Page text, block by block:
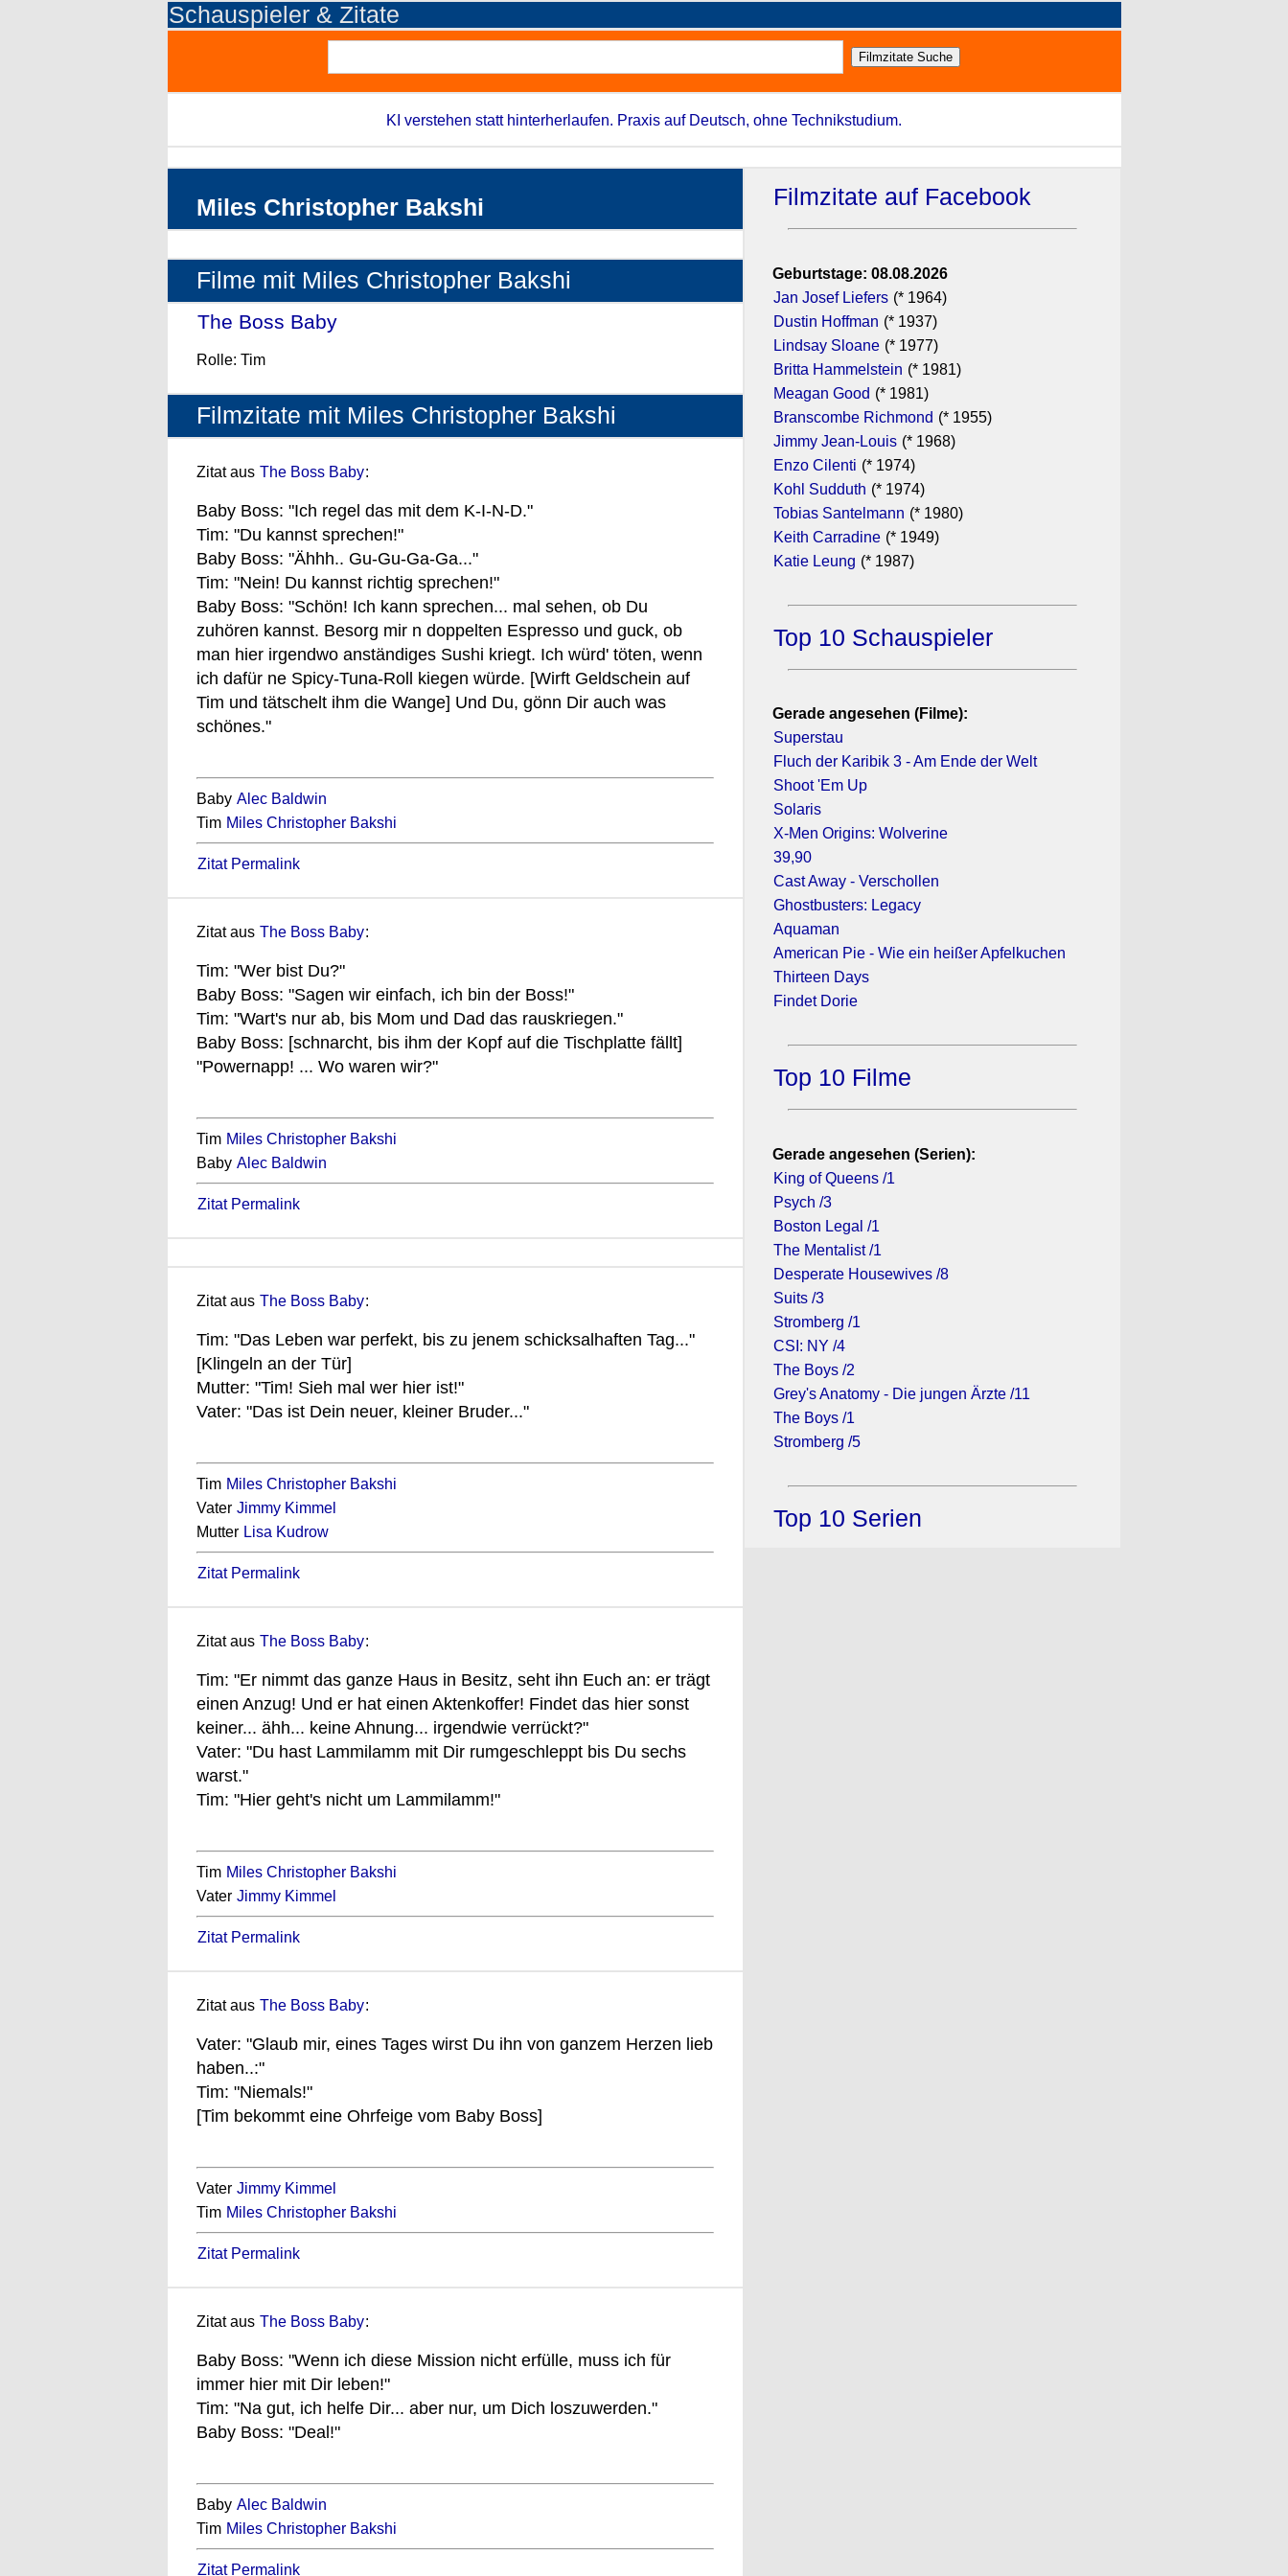
Schauspieler & Zitate
KI verstehen statt hinterherlaufen. Praxis auf Deutsch, ohne Technikstudium.
Miles Christopher Bakshi
Filme mit Miles Christopher Bakshi
The Boss Baby
Rolle: Tim
Filmzitate mit Miles Christopher Bakshi
Zitat aus The Boss Baby:
Baby Boss: "Ich regel das mit dem K-I-N-D."
Tim: "Du kannst sprechen!"
Baby Boss: "Ähhh.. Gu-Gu-Ga-Ga..."
Tim: "Nein! Du kannst richtig sprechen!"
Baby Boss: "Schön! Ich kann sprechen... mal sehen, ob Du
zuhören kannst. Besorg mir n doppelten Espresso und guck, ob
man hier irgendwo anständiges Sushi kriegt. Ich würd' töten, wenn
ich dafür ne Spicy-Tuna-Roll kiegen würde. [Wirft Geldschein auf
Tim und tätschelt ihm die Wange] Und Du, gönn Dir auch was
schönes."
Baby Alec Baldwin
Tim Miles Christopher Bakshi
Zitat Permalink
Zitat aus The Boss Baby:
Tim: "Wer bist Du?"
Baby Boss: "Sagen wir einfach, ich bin der Boss!"
Tim: "Wart's nur ab, bis Mom und Dad das rauskriegen."
Baby Boss: [schnarcht, bis ihm der Kopf auf die Tischplatte fällt]
"Powernapp! ... Wo waren wir?"
Tim Miles Christopher Bakshi
Baby Alec Baldwin
Zitat Permalink
Zitat aus The Boss Baby:
Tim: "Das Leben war perfekt, bis zu jenem schicksalhaften Tag..."
[Klingeln an der Tür]
Mutter: "Tim! Sieh mal wer hier ist!"
Vater: "Das ist Dein neuer, kleiner Bruder..."
Tim Miles Christopher Bakshi
Vater Jimmy Kimmel
Mutter Lisa Kudrow
Zitat Permalink
Zitat aus The Boss Baby:
Tim: "Er nimmt das ganze Haus in Besitz, seht ihn Euch an: er trägt
einen Anzug! Und er hat einen Aktenkoffer! Findet das hier sonst
keiner... ähh... keine Ahnung... irgendwie verrückt?"
Vater: "Du hast Lammilamm mit Dir rumgeschleppt bis Du sechs
warst."
Tim: "Hier geht's nicht um Lammilamm!"
Tim Miles Christopher Bakshi
Vater Jimmy Kimmel
Zitat Permalink
Zitat aus The Boss Baby:
Vater: "Glaub mir, eines Tages wirst Du ihn von ganzem Herzen lieb
haben..:"
Tim: "Niemals!"
[Tim bekommt eine Ohrfeige vom Baby Boss]
Vater Jimmy Kimmel
Tim Miles Christopher Bakshi
Zitat Permalink
Zitat aus The Boss Baby:
Baby Boss: "Wenn ich diese Mission nicht erfülle, muss ich für
immer hier mit Dir leben!"
Tim: "Na gut, ich helfe Dir... aber nur, um Dich loszuwerden."
Baby Boss: "Deal!"
Baby Alec Baldwin
Tim Miles Christopher Bakshi
Zitat Permalink
Filmzitate auf Facebook
Geburtstage: 08.08.2026
Jan Josef Liefers (* 1964)
Dustin Hoffman (* 1937)
Lindsay Sloane (* 1977)
Britta Hammelstein (* 1981)
Meagan Good (* 1981)
Branscombe Richmond (* 1955)
Jimmy Jean-Louis (* 1968)
Enzo Cilenti (* 1974)
Kohl Sudduth (* 1974)
Tobias Santelmann (* 1980)
Keith Carradine (* 1949)
Katie Leung (* 1987)
Top 10 Schauspieler
Gerade angesehen (Filme):
Superstau
Fluch der Karibik 3 - Am Ende der Welt
Shoot 'Em Up
Solaris
X-Men Origins: Wolverine
39,90
Cast Away - Verschollen
Ghostbusters: Legacy
Aquaman
American Pie - Wie ein heißer Apfelkuchen
Thirteen Days
Findet Dorie
Top 10 Filme
Gerade angesehen (Serien):
King of Queens /1
Psych /3
Boston Legal /1
The Mentalist /1
Desperate Housewives /8
Suits /3
Stromberg /1
CSI: NY /4
The Boys /2
Grey's Anatomy - Die jungen Ärzte /11
The Boys /1
Stromberg /5
Top 10 Serien